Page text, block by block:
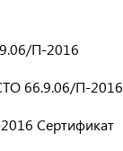
Сертификат